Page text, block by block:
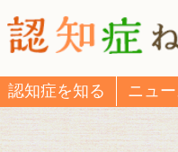
認知症を知る ニュ